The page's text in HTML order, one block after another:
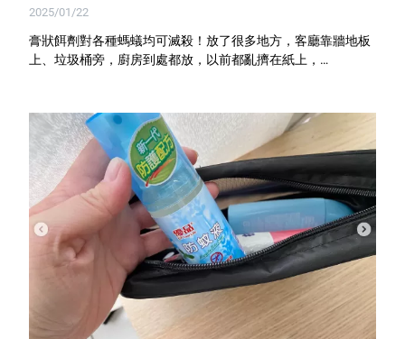
2025/01/22
膏狀餌劑對各種螞蟻均可滅殺！放了很多地方，客廳靠牆地板
上、垃圾桶旁，廚房到處都放，以前都亂擠在紙上，